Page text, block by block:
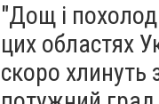
"Дощ і
цих областях
скоро хлинуть